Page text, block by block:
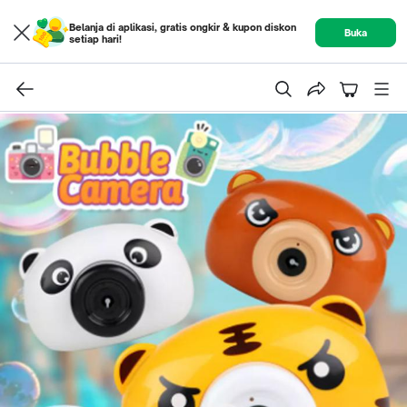
Belanja di aplikasi, gratis ongkir & kupon diskon
setiap hari!
Buka